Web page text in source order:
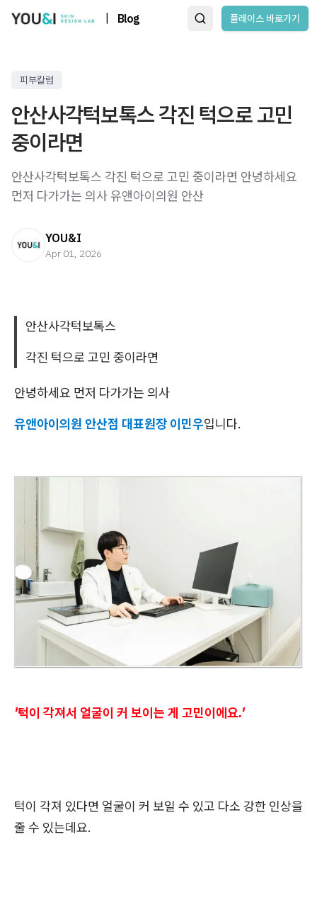
Blog 플레이스 바로가기
피부칼럼
안산사각턱보톡스 각진 턱으로 고민
중이라면
안산사각턱보톡스 각진 턱으로 고민 중이라면 안녕하세요
먼저 다가가는 의사 유앤아이의원 안산
YOU&I
Apr 01, 2026
안산사각턱보톡스
각진 턱으로 고민 중이라면
안녕하세요 먼저 다가가는 의사
유앤아이의원 안산점 대표원장 이민우입니다.
'턱이 각져서 얼굴이 커 보이는 게 고민이에요.'
턱이 각져 있다면 얼굴이 커 보일 수 있고 다소 강한 인상을
줄 수 있는데요.